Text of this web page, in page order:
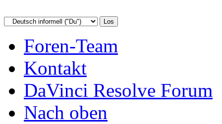
Foren-Team
Kontakt
DaVinci Resolve Forum
Nach oben